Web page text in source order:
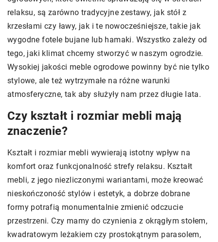
relaksu, są zarówno tradycyjne zestawy, jak stół z
krzesłami czy ławy, jak i te nowocześniejsze, takie jak
wygodne fotele bujane lub hamaki. Wszystko zależy od
tego, jaki klimat chcemy stworzyć w naszym ogrodzie.
Wysokiej jakości meble ogrodowe powinny być nie tylko
stylowe, ale też wytrzymałe na różne warunki
atmosferyczne, tak aby służyły nam przez długie lata.
Czy kształt i rozmiar mebli mają
znaczenie?
Kształt i rozmiar mebli wywierają istotny wpływ na
komfort oraz funkcjonalność strefy relaksu. Kształt
mebli, z jego niezliczonymi wariantami, może kreować
nieskończoność stylów i estetyk, a dobrze dobrane
formy potrafią monumentalnie zmienić odczucie
przestrzeni. Czy mamy do czynienia z okrągłym stołem,
kwadratowym leżakiem czy prostokątnym parasolem,